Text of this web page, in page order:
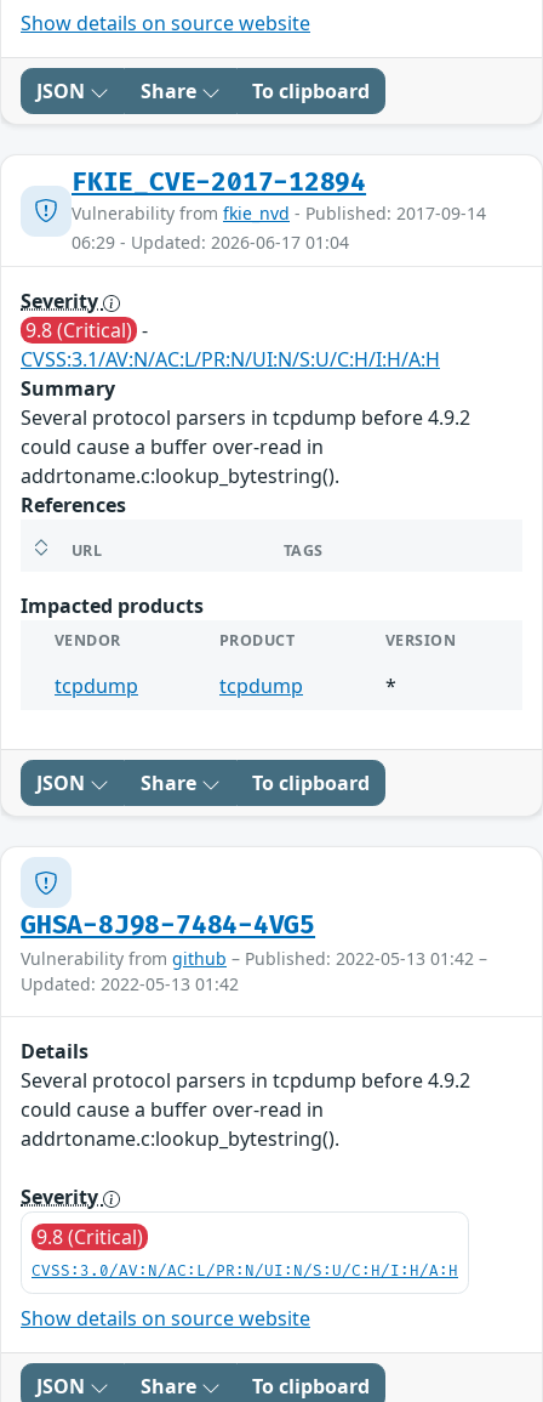
Show details on source website
JSON Share To clipboard
FKIE_CVE-2017-12894
Vulnerability from fkie_nvd - Published: 2017-09-14
06:29 - Updated: 2026-06-17 01:04
Severity
9.8 (Critical) -
CVSS:3.1/AV:N/AC:L/PR:N/UI:N/S:U/C:H/I:H/A:H
Summary
Several protocol parsers in tcpdump before 4.9.2
could cause a buffer over-read in
addrtoname.c:lookup_bytestring().
References
URL TAGS
Impacted products
VENDOR PRODUCT VERSION
tcpdump tcpdump *
JSON Share To clipboard
GHSA-8J98-7484-4VG5
Vulnerability from github – Published: 2022-05-13 01:42 –
Updated: 2022-05-13 01:42
Details
Several protocol parsers in tcpdump before 4.9.2
could cause a buffer over-read in
addrtoname.c:lookup_bytestring().
Severity
9.8 (Critical)
CVSS:3.0/AV:N/AC:L/PR:N/UI:N/S:U/C:H/I:H/A:H
Show details on source website
JSON Share To clipboard